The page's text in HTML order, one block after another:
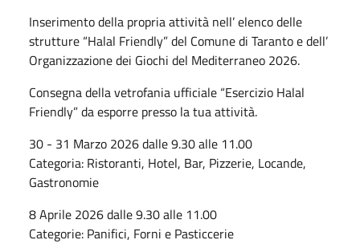
Inserimento della propria attività nell’ elenco delle
strutture “Halal Friendly” del Comune di Taranto e dell’
Organizzazione dei Giochi del Mediterraneo 2026.
Consegna della vetrofania ufficiale “Esercizio Halal
Friendly” da esporre presso la tua attività.
30 - 31 Marzo 2026 dalle 9.30 alle 11.00
Categoria: Ristoranti, Hotel, Bar, Pizzerie, Locande,
Gastronomie
8 Aprile 2026 dalle 9.30 alle 11.00
Categorie: Panifici, Forni e Pasticcerie